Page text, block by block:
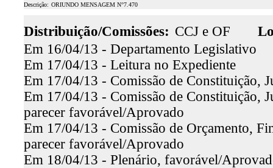
Descrição: ORIUNDO MENSAGEM N°7.470
Distribuição/Comissões: CCJ e OF
Em 16/04/13 - Departamento Legislativo
Em 17/04/13 - Leitura no Expediente
Em 17/04/13 - Comissão de Constituição,
Em 17/04/13 - Comissão de Constituição,
parecer favorável/Aprovado
Em 17/04/13 - Comissão de Orçamento,
parecer favorável/Aprovado
Em 18/04/13 - Plenário, favorável/